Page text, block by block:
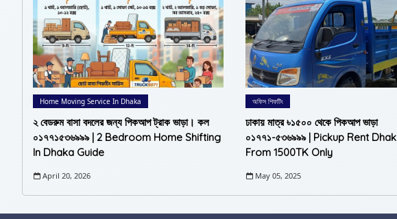
Home Moving Service In Dhaka
২ বেডরুম বাসা বদলের জন্য পিকআপ ট্রাক ভাড়া। কল
০১৭৭১৫৩৬৯৯৯ | 2 Bedroom Home Shifting
In Dhaka Guide
April 20, 2026
অফিস শিফটিং
ঢাকায় মাত্র ৳১৫০০ থেকে পিকআপ ভাড়া
০১৭৭১-৫৩৬৯৯৯ | Pickup Rent
From 1500TK Only
May 05, 2025